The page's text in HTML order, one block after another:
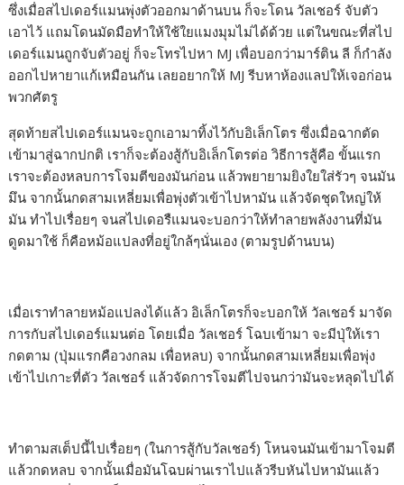
ซึ่งเมื่อสไปเดอร์แมนพุ่งตัวออกมาด้านบน ก็จะโดน วัลเชอร์ จับตัว
เอาไว้ แถมโดนมัดมือทำให้ใช้ใยแมงมุมไม่ได้ด้วย แต่ในขณะที่สไป
เดอร์แมนถูกจับตัวอยู่ ก็จะโทรไปหา MJ เพื่อบอกว่ามาร์ติน ลี ก็กำลัง
ออกไปหายาแก้เหมือนกัน เลยอยากให้ MJ รีบหาห้องแลปให้เจอก่อน
พวกศัตรู
สุดท้ายสไปเดอร์แมนจะถูกเอามาทิ้งไว้กับอิเล็กโตร ซึ่งเมื่อฉากตัด
เข้ามาสู่ฉากปกติ เราก็จะต้องสู้กับอิเล็กโตรต่อ วิธีการสู้คือ ขั้นแรก
เราจะต้องหลบการโจมตีของมันก่อน แล้วพยายามยิงใยใส่รัวๆ จนมัน
มึน จากนั้นกดสามเหลี่ยมเพื่อพุ่งตัวเข้าไปหามัน แล้วจัดชุดใหญ่ให้
มัน ทำไปเรื่อยๆ จนสไปเดอรืแมนจะบอกว่าให้ทำลายพลังงานที่มัน
ดูดมาใช้ ก็คือหม้อแปลงที่อยู่ใกล้ๆนั่นเอง (ตามรูปด้านบน)
เมื่อเราทำลายหม้อแปลงได้แล้ว อิเล็กโตรก็จะบอกให้ วัลเชอร์ มาจัด
การกับสไปเดอร์แมนต่อ โดยเมื่อ วัลเชอร์ โฉบเข้ามา จะมีปุ่ให้เรา
กดตาม (ปุ่มแรกคือวงกลม เพื่อหลบ) จากนั้นกดสามเหลี่ยมเพื่อพุ่ง
เข้าไปเกาะที่ตัว วัลเชอร์ แล้วจัดการโจมตีไปจนกว่ามันจะหลุดไปได้
ทำตามสเต็ปนี้ไปเรื่อยๆ (ในการสู้กับวัลเชอร์) โหนจนมันเข้ามาโจมตี
แล้วกดหลบ จากนั้นเมื่อมันโฉบผ่านเราไปแล้วรีบหันไปหามันแล้ว